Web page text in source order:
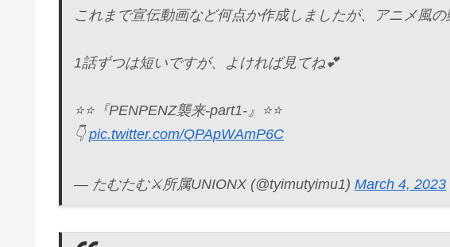
これまで宣伝動画など何点か作成しましたが、アニメ風
1話ずつは短いですが、よければ見てね💕
⭐️⭐️『PENPENZ襲来-part1-』⭐️⭐️
👇 pic.twitter.com/QPApWAmP6C
— たむたむ⚔所属UNIONX (@tyimutyimu1) March 4, 2023